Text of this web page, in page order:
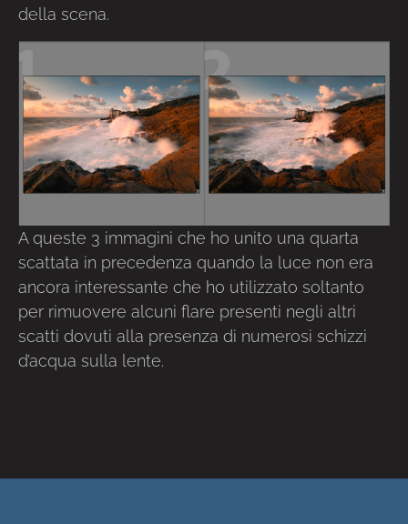
della scena.
A queste 3 immagini che ho unito una quarta
scattata in precedenza quando la luce non era
ancora interessante che ho utilizzato soltanto
per rimuovere alcuni flare presenti negli altri
scatti dovuti alla presenza di numerosi schizzi
d’acqua sulla lente.